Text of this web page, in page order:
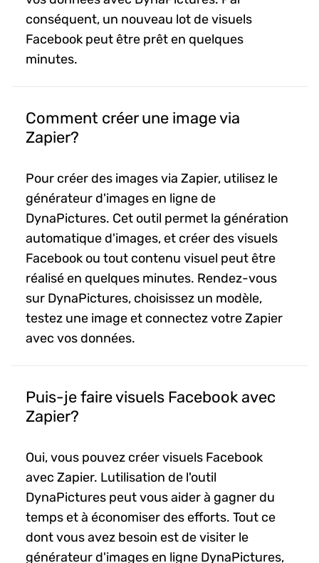
conséquent, un nouveau lot de visuels
Facebook peut être prêt en quelques
minutes.
Comment créer une image via
Zapier?
Pour créer des images via Zapier, utilisez le
générateur d'images en ligne de
DynaPictures. Cet outil permet la génération
automatique d'images, et créer des visuels
Facebook ou tout contenu visuel peut être
réalisé en quelques minutes. Rendez-vous
sur DynaPictures, choisissez un modèle,
testez une image et connectez votre Zapier
avec vos données.
Puis-je faire visuels Facebook avec
Zapier?
Oui, vous pouvez créer visuels Facebook
avec Zapier. Lutilisation de l'outil
DynaPictures peut vous aider à gagner du
temps et à économiser des efforts. Tout ce
dont vous avez besoin est de visiter le
générateur d'images en ligne DynaPictures,